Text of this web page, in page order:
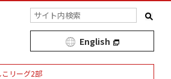
English
こリーグ2部